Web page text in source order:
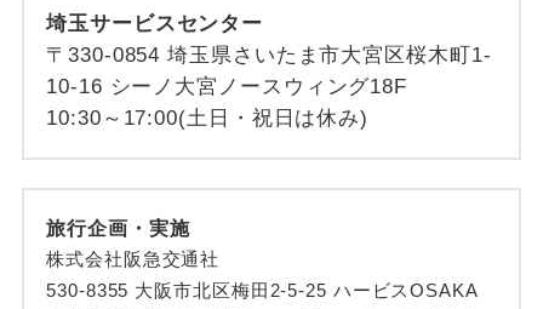
埼玉サービスセンター
〒330-0854 埼玉県さいたま市大宮区桜木町1-
10-16 シーノ大宮ノースウィング18F
10:30～17:00(土日・祝日は休み)
旅行企画・実施
株式会社阪急交通社
530-8355 大阪市北区梅田2-5-25 ハービスOSAKA